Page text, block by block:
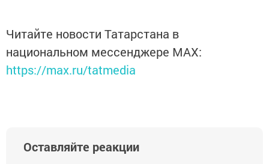
Читайте новости Татарстана в
национальном мессенджере MАХ:
https://max.ru/tatmedia
Оставляйте реакции